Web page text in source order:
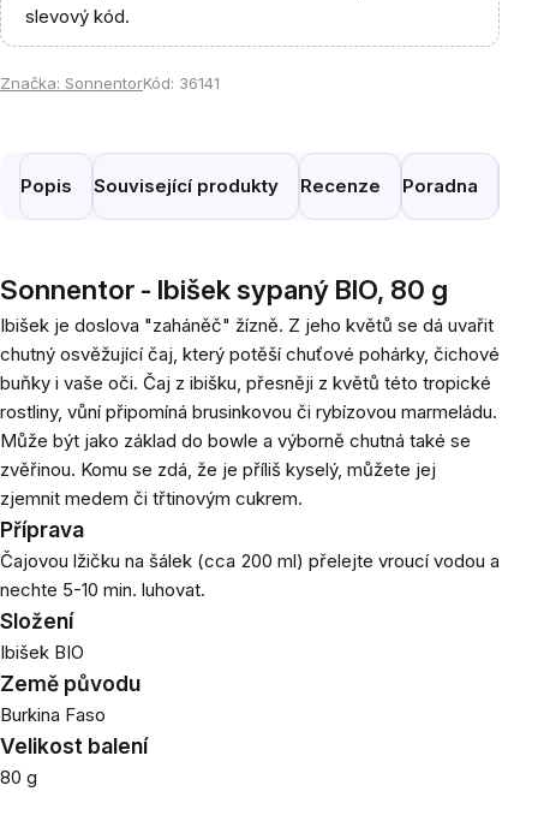
slevový kód.
Značka: SonnentorKód: 36141
Popis Související produkty Recenze Poradna
Sonnentor - Ibišek sypaný BIO, 80 g
Ibišek je doslova "zaháněč" žízně. Z jeho květů se dá uvařit
chutný osvěžující čaj, který potěší chuťové pohárky, čichové
buňky i vaše oči. Čaj z ibišku, přesněji z květů této tropické
rostliny, vůní připomíná brusinkovou či rybízovou marmeládu.
Může být jako základ do bowle a výborně chutná také se
zvěřinou. Komu se zdá, že je příliš kyselý, můžete jej
zjemnit medem či třtinovým cukrem.
Příprava
Čajovou lžičku na šálek (cca 200 ml) přelejte vroucí vodou a
nechte 5-10 min. luhovat.
Složení
Ibišek BIO
Země původu
Burkina Faso
Velikost balení
80 g